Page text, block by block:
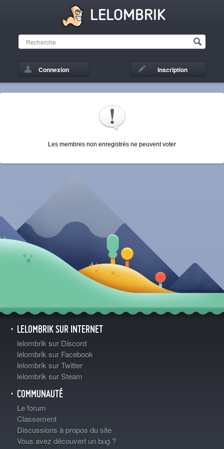
LELOMBRIK
Connexion Inscription
Les membres non enregistrés ne peuvent voter
LELOMBRIK SUR INTERNET
lelombrik sur Discord
lelombrik sur Facebook
lelombrik sur Twitter
lelombrik sur Steam
COMMUNAUTÉ
Le forum
Classement
Discussions à propos du site
Vous avez découvert un bug ?